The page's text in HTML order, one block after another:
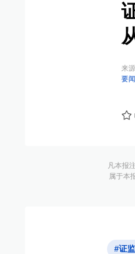
来
要闻
凡本报
属于本
#证